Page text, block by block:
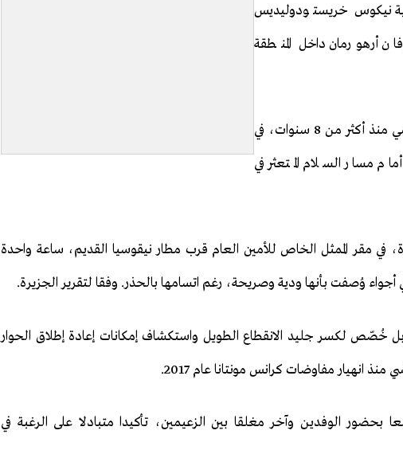
نيكوس خريستودوليديس
أرهورمان داخل المنطقة
ويعتبر اللقاء بين الزعيمين هو أول لقاء رسمي منذ أكثر من 8 سنوات، في
مسار السلام المتعثر في
في مقر الممثل الخاص للأمين العام قرب مطار نيقوسيا القديم، ساعة واحدة
وُصفت بأنها ودية وصريحة، رغم اتسامها بالحذر. وفقا لتقرير الجزيرة.
خُصّص لكسر جليد الانقطاع الطويل واستكشاف إمكانات إعادة إطلاق الحوار
انهيار مفاوضات كرانس مونتانا عام 2017.
الوفدين وآخر مغلقا بين الزعيمين، تأكيدا متبادلا على الرغبة في